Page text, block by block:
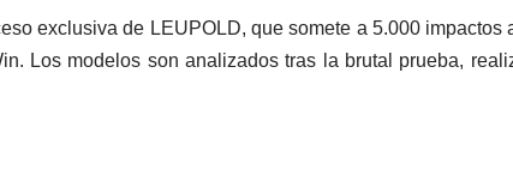
exclusiva de LEUPOLD, que somete a 5.000
Los modelos son analizados tras la brutal prueba,